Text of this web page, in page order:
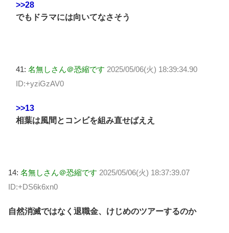
>>28
でもドラマには向いてなさそう
41: 名無しさん＠恐縮です 2025/05/06(火) 18:39:34.90
ID:+yziGzAV0
>>13
相葉は風間とコンビを組み直せばええ
14: 名無しさん＠恐縮です 2025/05/06(火) 18:37:39.07
ID:+DS6k6xn0
自然消滅ではなく退職金、けじめのツアーするのか